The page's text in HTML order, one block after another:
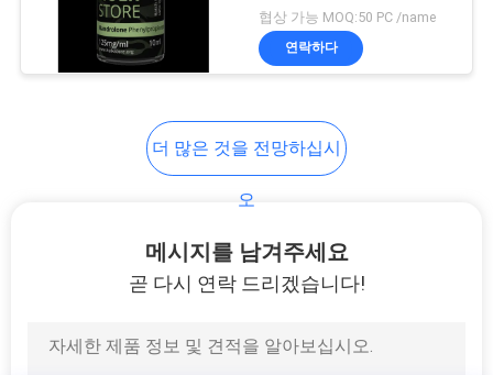
약 병 상자
광택 있는 끝
협상 가능 MOQ:50 PC /name
연락하다
더 많은 것을 전망하십시
오
메시지를 남겨주세요
곧 다시 연락 드리겠습니다!